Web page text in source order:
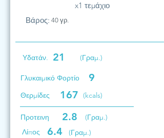
x1 τεμάχιο
Βάρος: 40 γρ.
Υδατάν. 21 (Γραμ.)
Γλυκαιμικό Φορτίο 9
Θερμίδες 167 (kcals)
Προτεινη 2.8
(Γραμ.)
Λίπος
6.4 (Γραμ.)